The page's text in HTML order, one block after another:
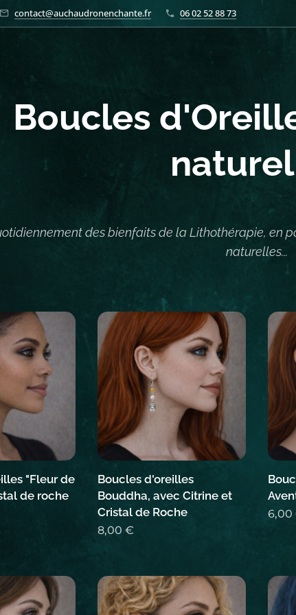
contact@auchaudronenchante.fr 06 02 52 88 73
Boucles
des bienfaits de la Lithothérapie, en
naturelles...
"Fleur de
de roche
Boucles d'oreilles
Bouddha, avec Citrine et
Cristal de Roche
8,00 €
6,00